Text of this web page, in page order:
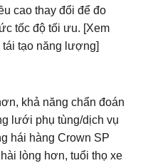
cao thay đổi để đo
tốc độ tối ưu. [Xem
tạo năng lượng]
khả năng chẩn đoán
lưới phụ tùng/dịch vụ
hái hàng Crown SP
lòng hơn, tuổi thọ xe